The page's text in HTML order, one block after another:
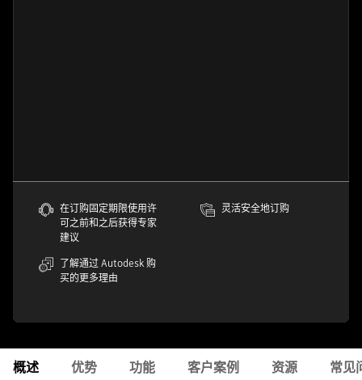
在订购固定期限使用许
可之前和之后获得专家
建议
灵活安全地订购
了解通过 Autodesk 购
买的更多理由
概述 优势 功能 客户案例 资源 常见